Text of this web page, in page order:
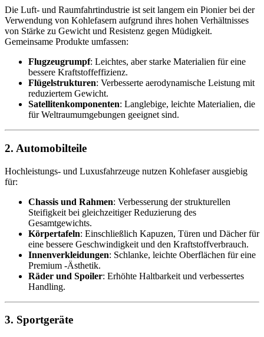
Die Luft- und Raumfahrtindustrie ist seit langem ein Pionier bei der
Verwendung von Kohlefasern aufgrund ihres hohen Verhältnisses
von Stärke zu Gewicht und Resistenz gegen Müdigkeit.
Gemeinsame Produkte umfassen:
Flugzeugrumpf: Leichtes, aber starke Materialien für eine
bessere Kraftstoffeffizienz.
Flügelstrukturen: Verbesserte aerodynamische Leistung mit
reduziertem Gewicht.
Satellitenkomponenten: Langlebige, leichte Materialien, die
für Weltraumumgebungen geeignet sind.
2. Automobilteile
Hochleistungs- und Luxusfahrzeuge nutzen Kohlefaser ausgiebig
für:
Chassis und Rahmen: Verbesserung der strukturellen
Steifigkeit bei gleichzeitiger Reduzierung des
Gesamtgewichts.
Körpertafeln: Einschließlich Kapuzen, Türen und Dächer für
eine bessere Geschwindigkeit und den Kraftstoffverbrauch.
Innenverkleidungen: Schlanke, leichte Oberflächen für eine
Premium -Ästhetik.
Räder und Spoiler: Erhöhte Haltbarkeit und verbessertes
Handling.
3. Sportgeräte